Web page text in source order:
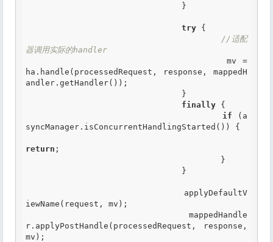
try {
//适配
器调用实际的handler
ha.handle(processedRequest, response, mappedH
andler.getHandler());
finally {
if (a
syncManager.isConcurrentHandlingStarted()) {
return ;
iewName(request, mv);
r.applyPostHandle(processedRequest, response,
mv);